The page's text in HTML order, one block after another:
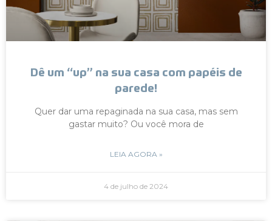
Dê um “up” na sua casa com papéis de
parede!
Quer dar uma repaginada na sua casa, mas sem
gastar muito? Ou você mora de
LEIA AGORA »
4 de julho de 2024